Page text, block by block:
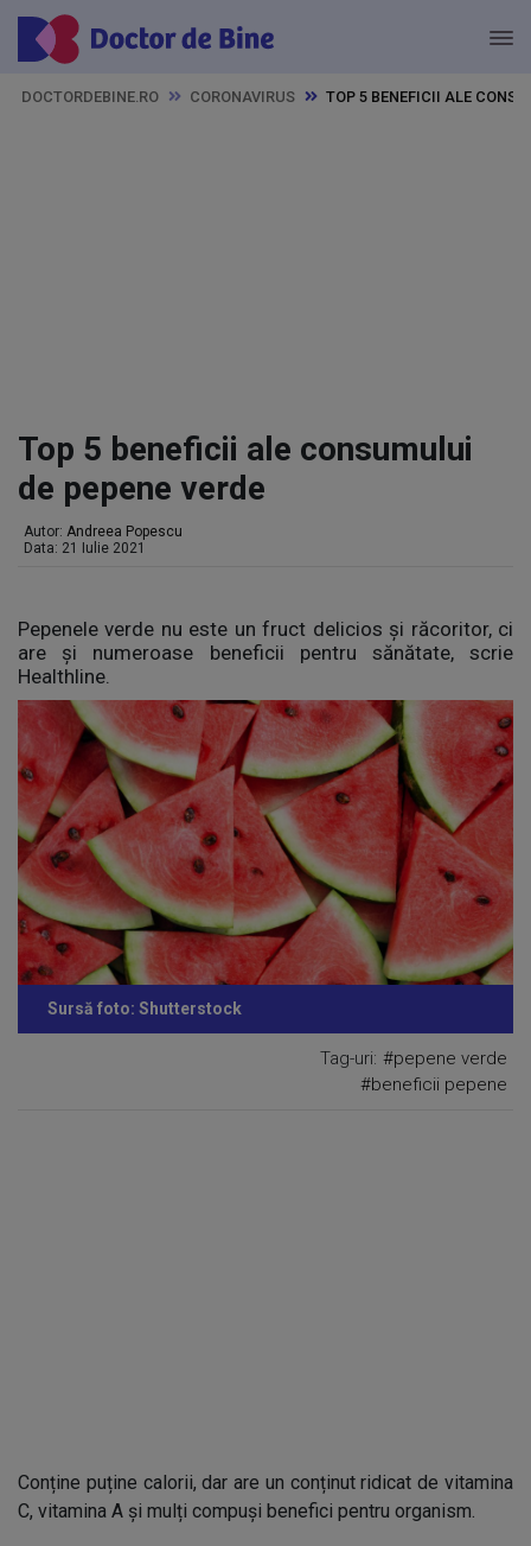
DOCTORDEBINE.RO CORONAVIRUS TOP 5 BENEFICII ALE
Top 5 beneficii ale consumului
de pepene verde
Autor: Andreea Popescu
Data: 21 Iulie 2021
Pepenele verde nu este un fruct delicios și răcoritor, ci
are și numeroase beneficii pentru sănătate, scrie
Healthline.
Sursă foto: Shutterstock
Tag-uri: #pepene verde
#beneficii pepene
Conține puține calorii, dar are un conținut ridicat de vitamina
C, vitamina A și mulți compuși benefici pentru organism.